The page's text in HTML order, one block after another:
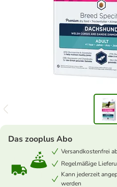
Das zooplus Abo
Versandkostenfrei
Regelmäßige
Kann jederzeit
werden